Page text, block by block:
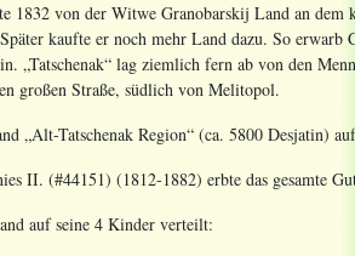
1832 von der Witwe Granobarskij Land an
kaufte er noch mehr Land dazu. So erwarb
„Tatschenak“ lag ziemlich fern ab von den
großen Straße, südlich von Melitopol.
„Alt-Tatschenak Region“ (ca. 5800 Desjatin)
II. (#44151) (1812-1882) erbte das gesamte
auf seine 4 Kinder verteilt: